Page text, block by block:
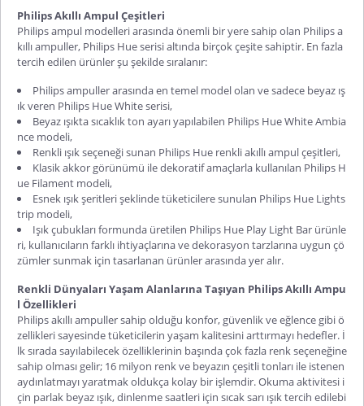
Philips Akıllı Ampul Çeşitleri
Philips ampul modelleri arasında önemli bir yere sahip olan Philips a
kıllı ampuller, Philips Hue serisi altında birçok çeşite sahiptir. En fazla
tercih edilen ürünler şu şekilde sıralanır:
Philips ampuller arasında en temel model olan ve sadece beyaz ış
ık veren Philips Hue White serisi,
Beyaz ışıkta sıcaklık ton ayarı yapılabilen Philips Hue White Ambia
nce modeli,
Renkli ışık seçeneği sunan Philips Hue renkli akıllı ampul çeşitleri,
Klasik akkor görünümü ile dekoratif amaçlarla kullanılan Philips H
ue Filament modeli,
Esnek ışık şeritleri şeklinde tüketicilere sunulan Philips Hue Lights
trip modeli,
Işık çubukları formunda üretilen Philips Hue Play Light Bar ürünle
ri, kullanıcıların farklı ihtiyaçlarına ve dekorasyon tarzlarına uygun çö
zümler sunmak için tasarlanan ürünler arasında yer alır.
Renkli Dünyaları Yaşam Alanlarına Taşıyan Philips Akıllı Ampu
l Özellikleri
Philips akıllı ampuller sahip olduğu konfor, güvenlik ve eğlence gibi ö
zellikleri sayesinde tüketicilerin yaşam kalitesini arttırmayı hedefler. İ
lk sırada sayılabilecek özelliklerinin başında çok fazla renk seçeneğine
sahip olması gelir; 16 milyon renk ve beyazın çeşitli tonları ile istenen
aydınlatmayı yaratmak oldukça kolay bir işlemdir. Okuma aktivitesi i
çin parlak beyaz ışık, dinlenme saatleri için sıcak sarı ışık tercih edilebi